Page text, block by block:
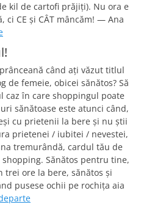
kil de cartofi prăjiţi). Nu ora e
ci CE şi CÂT mâncăm! — Ana
când aţi văzut titlul
de femeie, obicei sănătos? Să
caz în care shoppingul poate
sănătoase este atunci când,
cu prietenii la bere şi nu ştii
prietenei / iubitei / nevestei,
tremurândă, cardul tău de
Sănătos pentru tine,
trei ore la bere, sănătos şi
pusese ochii pe rochiţa aia